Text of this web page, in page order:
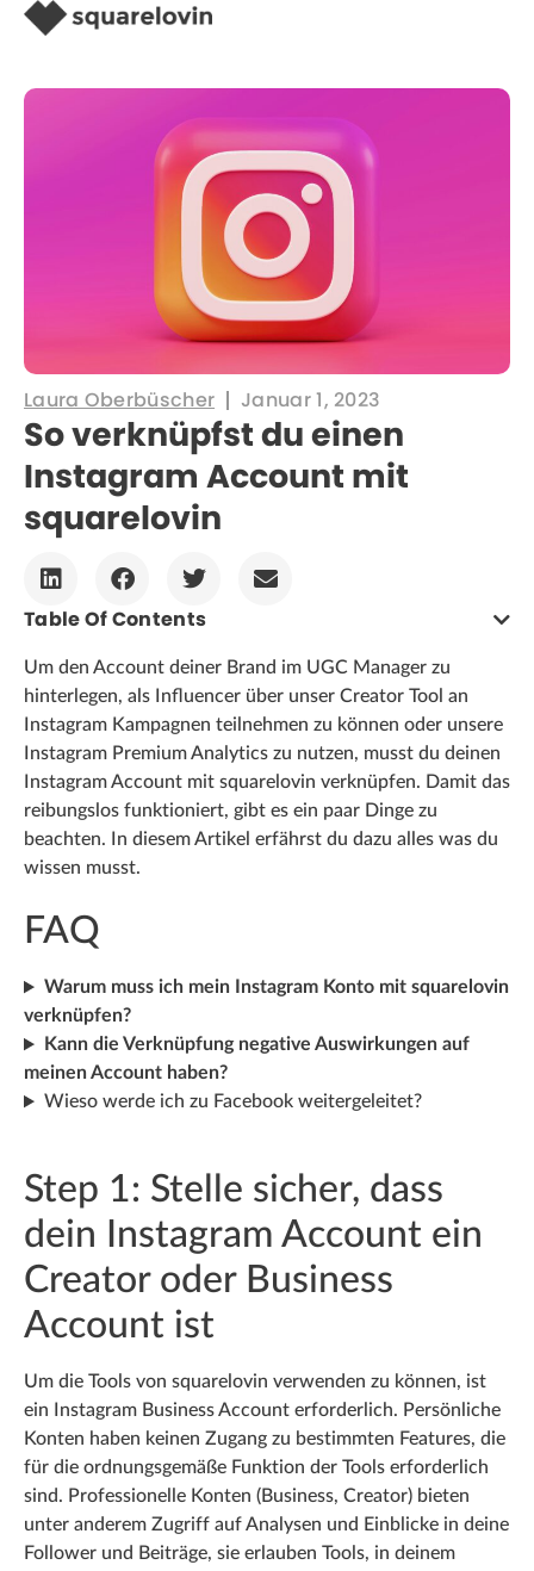
Laura Oberbüscher Januar 1, 2023
So verknüpfst du einen
Instagram Account mit
squarelovin
Table Of Contents
Um den Account deiner Brand im UGC Manager zu
hinterlegen, als Influencer über unser Creator Tool an
Instagram Kampagnen teilnehmen zu können oder unsere
Instagram Premium Analytics zu nutzen, musst du deinen
Instagram Account mit squarelovin verknüpfen. Damit das
reibungslos funktioniert, gibt es ein paar Dinge zu
beachten. In diesem Artikel erfährst du dazu alles was du
wissen musst.
FAQ
Warum muss ich mein Instagram Konto mit squarelovin
verknüpfen?
Kann die Verknüpfung negative Auswirkungen auf
meinen Account haben?
Wieso werde ich zu Facebook weitergeleitet?
Step 1: Stelle sicher, dass
dein Instagram Account ein
Creator oder Business
Account ist
Um die Tools von squarelovin verwenden zu können, ist
ein Instagram Business Account erforderlich. Persönliche
Konten haben keinen Zugang zu bestimmten Features, die
für die ordnungsgemäße Funktion der Tools erforderlich
sind. Professionelle Konten (Business, Creator) bieten
unter anderem Zugriff auf Analysen und Einblicke in deine
Follower und Beiträge, sie erlauben Tools, in deinem